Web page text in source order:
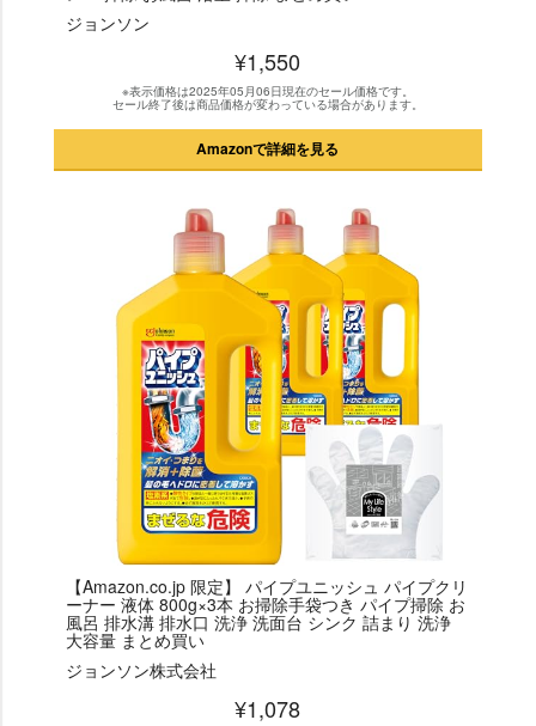
ジョンソン
¥1,550
※表示価格は2025年05月06日現在のセール価格です。
セール終了後は商品価格が変わっている場合があります。
Amazonで詳細を見る
【Amazon.co.jp 限定】 パイプユニッシュ パイプクリ
ーナー 液体 800g×3本 お掃除手袋つき パイプ掃除 お
風呂 排水溝 排水口 洗浄 洗面台 シンク 詰まり 洗浄
大容量 まとめ買い
ジョンソン株式会社
¥1,078